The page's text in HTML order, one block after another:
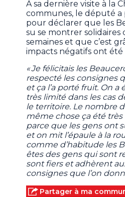
À sa dernière visite à la
communes, le député
pour déclarer que les
su se montrer solidaires
semaines et que c’est
impacts négatifs ont été
« Je félicitais les
respecté les consignes
et ça l’a porté fruit. On
très limité dans les cas
le territoire. Le nombre
même chose ça été très
parce que les gens ont
et on mit l’épaule à la
comme d’habitude les
êtes des gens qui sont
sont fiers et adhèrent
consignes que l’on
Partager à ma